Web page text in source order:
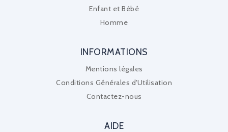
Enfant et Bébé
Homme
INFORMATIONS
Mentions légales
Conditions Générales d'Utilisation
Contactez-nous
AIDE